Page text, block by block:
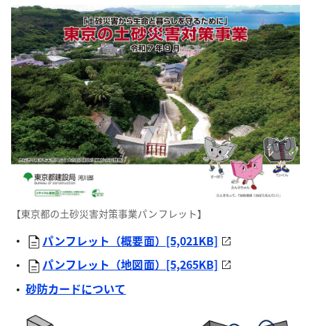
【東京都の土砂災害対策事業パンフレット】
パンフレット（概要面）[5,021KB]
パンフレット（地図面）[5,265KB]
砂防カードについて